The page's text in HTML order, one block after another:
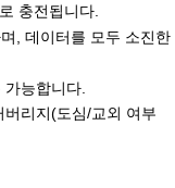
충전됩니다.
, 데이터를 모두 소진한
가능합니다.
리지(도심/교외 여부